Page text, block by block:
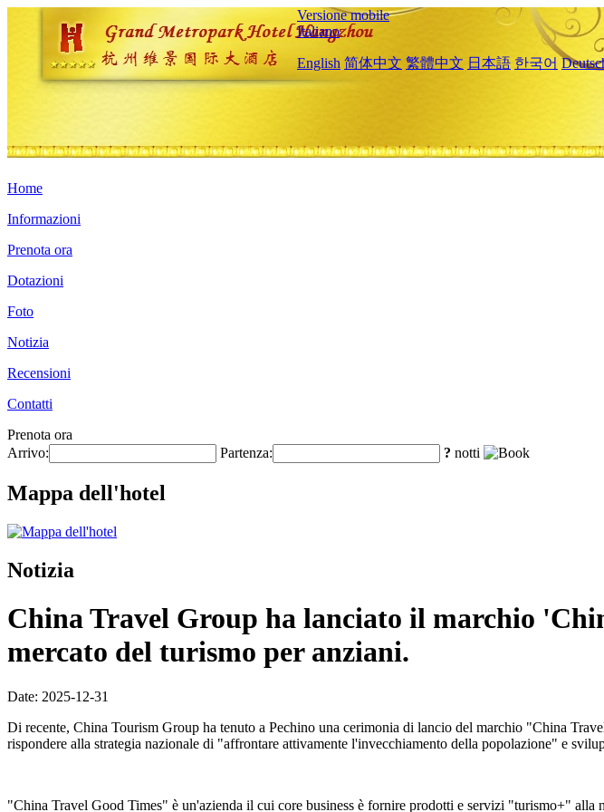
Versione mobile
Italiano
English 简体中文 繁體中文 日本語 한국어
Home
Informazioni
Prenota ora
Dotazioni
Foto
Notizia
Recensioni
Contatti
Prenota ora
Arrivo:
Partenza: ? notti
Mappa dell'hotel
Notizia
China Travel Group ha lanciato il marchio
mercato del turismo per anziani.
Date: 2025-12-31
Di recente, China Tourism Group ha tenuto a Pechino una cerimonia di lancio del marchio "China
rispondere alla strategia nazionale di "affrontare attivamente l'invecchiamento della popolazione" e
"China Travel Good Times" è un'azienda il cui core business è fornire prodotti e servizi "turismo+"